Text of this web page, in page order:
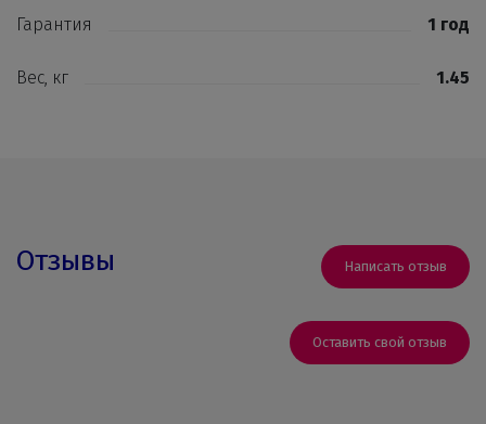
Гарантия 1 год
Вес, кг 1.45
Отзывы Написать отзыв
Оставить свой отзыв